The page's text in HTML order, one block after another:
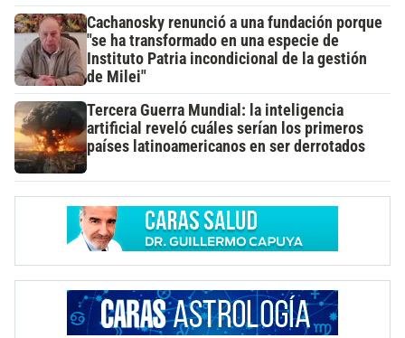
Cachanosky renunció a una fundación porque
"se ha transformado en una especie de
Instituto Patria incondicional de la gestión
de Milei"
Tercera Guerra Mundial: la inteligencia
artificial reveló cuáles serían los primeros
países latinoamericanos en ser derrotados